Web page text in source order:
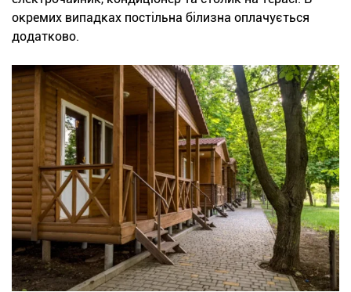
окремих випадках постільна білизна оплачується
додатково.